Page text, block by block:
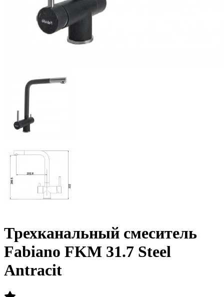
Трехканальный смеситель
Fabiano FKM 31.7 Steel
Antracit